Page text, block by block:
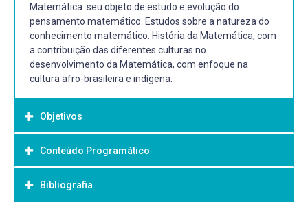
Matemática: seu objeto de estudo e evolução do
pensamento matemático. Estudos sobre a natureza do
conhecimento matemático. História da Matemática, com
a contribuição das diferentes culturas no
desenvolvimento da Matemática, com enfoque na
cultura afro-brasileira e indígena.
Objetivos
Objetivo Geral:
● Estudar o pensamento matemático e a história da
matemática, de forma a contribuir na
Conteúdo Programático
● As origens da contagem
Bibliografia